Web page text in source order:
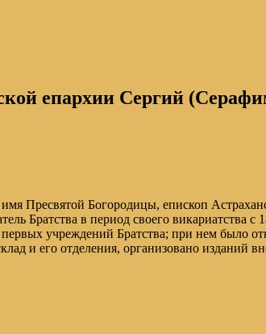
епархии Сергий
Пресвятой Богородицы, епископ
Братства в период своего викариатства
учреждений Братства; при нем было
и его отделения, организовано изданий